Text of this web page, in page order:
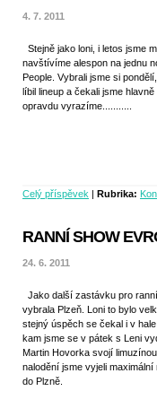
4. 7. 2011
Stejně jako loni, i letos jsme
navštívíme alespon na jednu
People. Vybrali jsme si
líbil lineup a čekali jsme
opravdu vyrazíme...........
Celý příspěvek | Rubrika:
RANNÍ SHOW
24. 6. 2011
Jako další zastávku pro
vybrala Plzeň. Loni to bylo
stejný úspěch se čekal i v
kam jsme se v pátek s Leni
Martin Hovorka svojí
nalodění jsme vyjeli
do Plzně.